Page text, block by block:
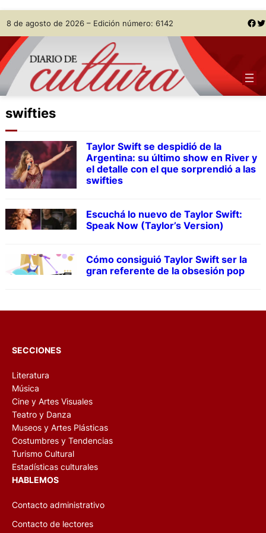
Skip
to
content
8 de agosto de 2026 – Edición número: 6142 Facebook Twitter
swifties
Taylor Swift se despidió de la
Argentina: su último show en River y
el detalle con el que sorprendió a las
swifties
Escuchá lo nuevo de Taylor Swift:
Speak Now (Taylor’s Version)
Cómo consiguió Taylor Swift ser la
gran referente de la obsesión pop
SECCIONES
Literatura
Música
Cine y Artes Visuales
Teatro y Danza
Museos y Artes Plásticas
Costumbres y Tendencias
Turismo Cultural
Estadísticas culturales
HABLEMOS
Contacto administrativo
Contacto de lectores